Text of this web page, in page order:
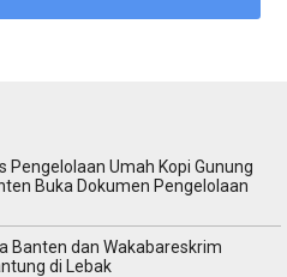
Pengelolaan Umah Kopi Gunung
Buka Dokumen Pengelolaan
Banten dan Wakabareskrim
di Lebak